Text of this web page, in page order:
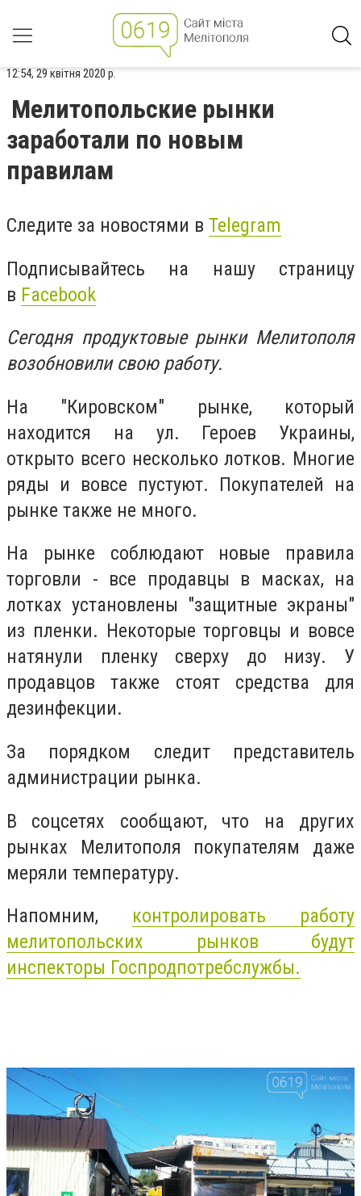
12:54, 29 квітня 2020 р.
Мелитопольские рынки
заработали по новым
правилам
Следите за новостями в Telegram
Подписывайтесь на нашу страницу
в Facebook
Сегодня продуктовые рынки Мелитополя
возобновили свою работу.
На "Кировском" рынке, который
находится на ул. Героев Украины,
открыто всего несколько лотков. Многие
ряды и вовсе пустуют. Покупателей на
рынке также не много.
На рынке соблюдают новые правила
торговли - все продавцы в масках, на
лотках установлены "защитные экраны"
из пленки. Некоторые торговцы и вовсе
натянули пленку сверху до низу. У
продавцов также стоят средства для
дезинфекции.
За порядком следит представитель
администрации рынка.
В соцсетях сообщают, что на других
рынках Мелитополя покупателям даже
меряли температуру.
Напомним, контролировать работу
мелитопольских рынков будут
инспекторы Госпродпотребслужбы.